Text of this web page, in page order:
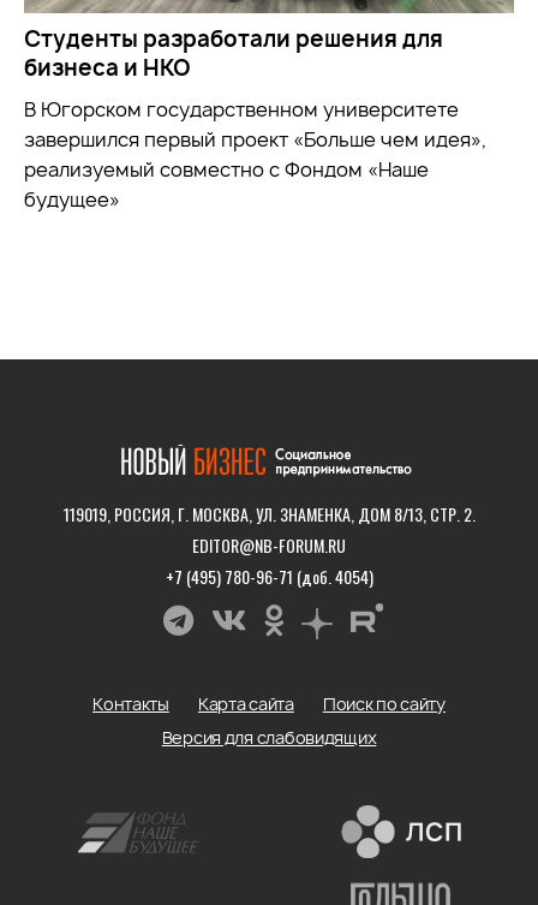
Студенты разработали решения для
бизнеса и НКО
В Югорском государственном университете
завершился первый проект «Больше чем идея»,
реализуемый совместно с Фондом «Наше
будущее»
119019, РОССИЯ, Г. МОСКВА, УЛ. ЗНАМЕНКА, ДОМ 8/13, СТР. 2.
EDITOR@NB-FORUM.RU
+7 (495) 780-96-71 (доб. 4054)
Контакты Карта сайта
Поиск по сайту
Версия для слабовидящих